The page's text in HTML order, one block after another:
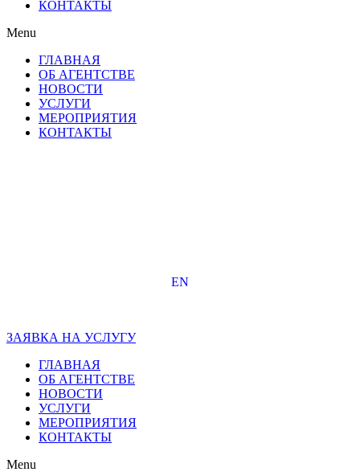
КОНТАКТЫ
Menu
ГЛАВНАЯ
ОБ АГЕНТСТВЕ
НОВОСТИ
УСЛУГИ
МЕРОПРИЯТИЯ
КОНТАКТЫ
EN
ЗАЯВКА НА УСЛУГУ
ГЛАВНАЯ
ОБ АГЕНТСТВЕ
НОВОСТИ
УСЛУГИ
МЕРОПРИЯТИЯ
КОНТАКТЫ
Menu